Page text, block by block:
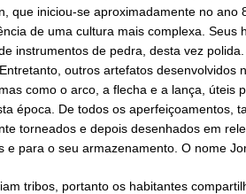
que iniciou-se aproximadamente no ano
de uma cultura mais complexa. Seus
instrumentos de pedra, desta vez
outros artefatos desenvolvidos
como o arco, a flecha e a lança, úteis
época. De todos os aperfeiçoamentos,
torneados e depois desenhados em
e para o seu armazenamento. O nome
tribos, portanto os habitantes